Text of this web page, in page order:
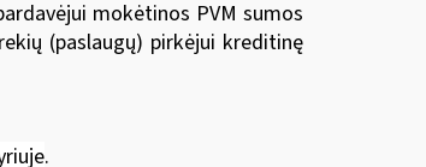
mokėtinos PVM sumos
(paslaugų) pirkėjui kreditinę
.